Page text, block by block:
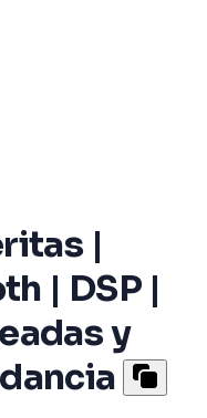
|
| DSP |
y